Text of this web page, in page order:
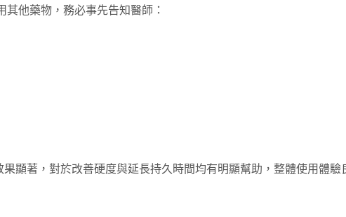
他藥物，務必事先告知醫師：
顯著，對於改善硬度與延長持久時間均有明顯幫助，整體使用體驗